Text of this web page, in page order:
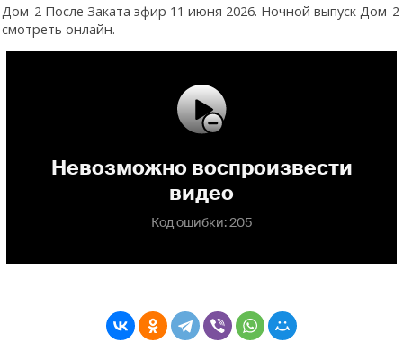
Дом-2 После Заката эфир 11 июня 2026. Ночной выпуск Дом-2
смотреть онлайн.